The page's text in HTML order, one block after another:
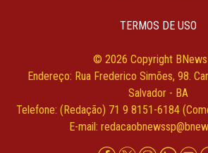
TERMOS DE USO
© 2026 Copyright
Endereço: Rua Frederico Simões, 98.
Salvador - BA
Telefone: (Redação) 71 9 8151-6184
E-mail: